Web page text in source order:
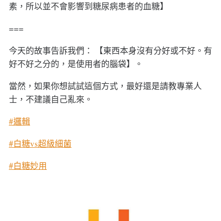
素，所以並不會影響到糖尿病患者的血糖】
===
今天的故事告訴我們： 【東西本身沒有分好或不好。有
好不好之分的，是使用者的腦袋】。
當然，如果你想試試這個方式，最好還是請教專業人
士，不建議自己亂來。
#邏輯
#白糖vs超級細菌
#白糖妙用